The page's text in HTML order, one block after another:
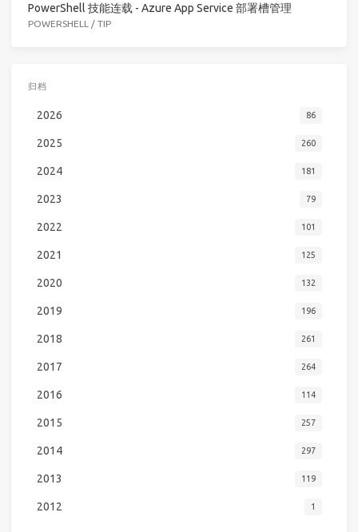
PowerShell 技能连载 - Azure App Service 部署槽管理
POWERSHELL / TIP
归档
2026 86
2025 260
2024 181
2023 79
2022 101
2021 125
2020 132
2019 196
2018 261
2017 264
2016 114
2015 257
2014 297
2013 119
2012 1